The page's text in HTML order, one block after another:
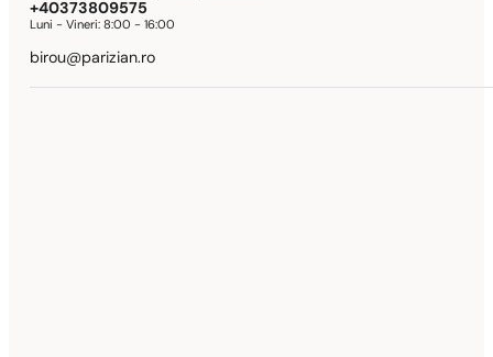
+40373809575
Luni - Vineri:8:00 - 16:00
birou@parizian.ro